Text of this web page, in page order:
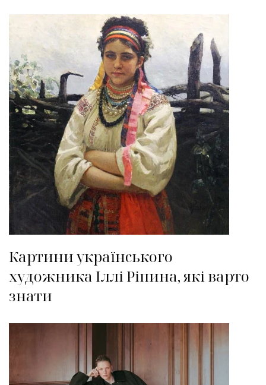
Картини українського
художника Іллі Ріпина, які варто
знати